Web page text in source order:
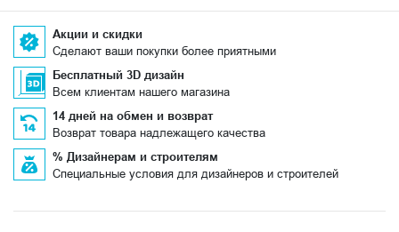
Акции и скидки
Сделают ваши покупки более приятными
Бесплатный 3D дизайн
Всем клиентам нашего магазина
14 дней на обмен и возврат
Возврат товара надлежащего качества
% Дизайнерам и строителям
Специальные условия для дизайнеров и строителей